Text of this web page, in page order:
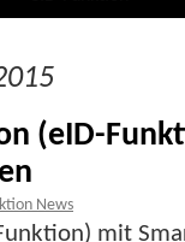
(eID-
News
mit